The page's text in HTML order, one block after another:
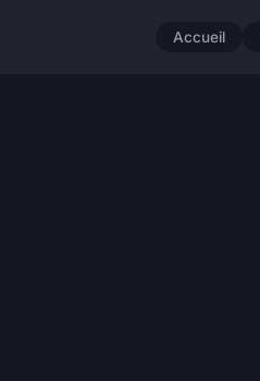
Accueil